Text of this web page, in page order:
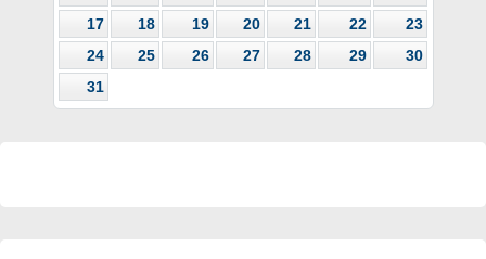
17
18 19 20 21 22
23
24
25 26 27 28 29
30
31